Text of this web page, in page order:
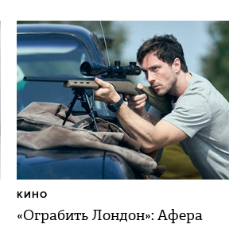
«Ограбить Лондон»: Афера
КИНО